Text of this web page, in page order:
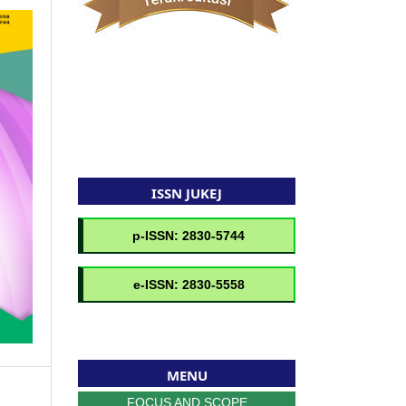
ISSN JUKEJ
MENU
FOCUS AND SCOPE